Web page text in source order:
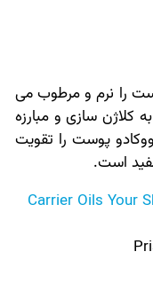
را نرم و مرطوب می
کلاژن سازی و مبارزه
پوست را تقویت
است.
11 Carrier Oils Your